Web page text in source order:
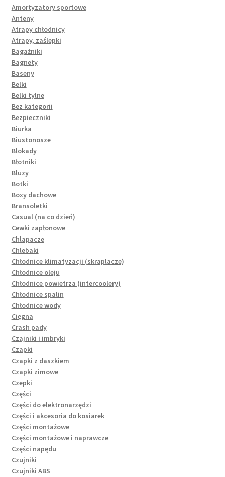
Amortyzatory sportowe
Anteny
Atrapy chłodnicy
Atrapy, zaślepki
Bagażniki
Bagnety
Baseny
Belki
Belki tylne
Bez kategorii
Bezpieczniki
Biurka
Biustonosze
Blokady
Błotniki
Bluzy
Botki
Boxy dachowe
Bransoletki
Casual (na co dzień)
Cewki zapłonowe
Chlapacze
Chlebaki
Chłodnice klimatyzacji (skraplacze)
Chłodnice oleju
Chłodnice powietrza (intercoolery)
Chłodnice spalin
Chłodnice wody
Cięgna
Crash pady
Czajniki i imbryki
Czapki
Czapki z daszkiem
Czapki zimowe
Czepki
Części
Części do elektronarzędzi
Części i akcesoria do kosiarek
Części montażowe
Części montażowe i naprawcze
Części napędu
Czujniki
Czujniki ABS